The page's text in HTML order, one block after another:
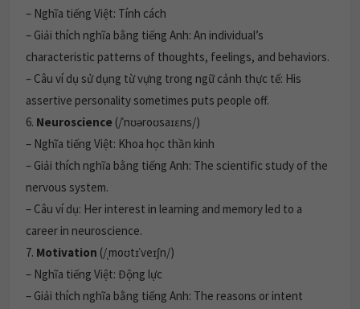
– Nghĩa tiếng Việt: Tính cách
– Giải thích nghĩa bằng tiếng Anh: An individual’s
characteristic patterns of thoughts, feelings, and behaviors.
– Câu ví dụ sử dụng từ vựng trong ngữ cảnh thực tế: His
assertive personality sometimes puts people off.
6. Neuroscience (/ˈnʊəroʊsaɪɛns/)
– Nghĩa tiếng Việt: Khoa học thần kinh
– Giải thích nghĩa bằng tiếng Anh: The scientific study of the
nervous system.
– Câu ví dụ: Her interest in learning and memory led to a
career in neuroscience.
7. Motivation (/ˌmoʊtɪˈveɪʃn/)
– Nghĩa tiếng Việt: Động lực
– Giải thích nghĩa bằng tiếng Anh: The reasons or intent